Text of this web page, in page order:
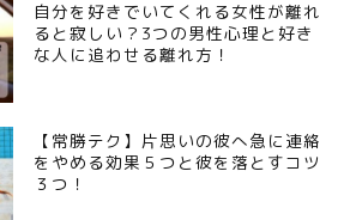
自分を好きでいてくれる女性が離れ
ると寂しい？3つの男性心理と好き
な人に追わせる離れ方！
【常勝テク】片思いの彼へ急に連絡
をやめる効果５つと彼を落とすコツ
３つ！